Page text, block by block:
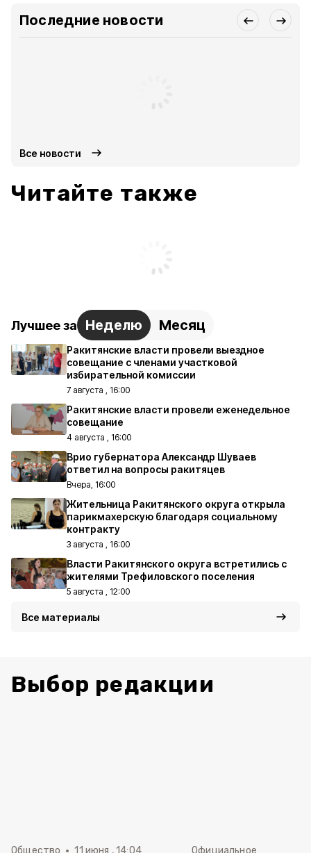
Последние новости
Все новости
Читайте также
Лучшее за Неделю Месяц
Ракитянские власти провели выездное
совещание с членами участковой
избирательной комиссии
7 августа , 16:00
Ракитянские власти провели еженедельное
совещание
4 августа , 16:00
Врио губернатора Александр Шуваев
ответил на вопросы ракитяцев
Вчера, 16:00
Жительница Ракитянского округа открыла
парикмахерскую благодаря социальному
контракту
3 августа , 16:00
Власти Ракитянского округа встретились с
жителями Трефиловского поселения
5 августа , 12:00
Все материалы
Выбор редакции
Общество 11 июня , 14:04 Официальное